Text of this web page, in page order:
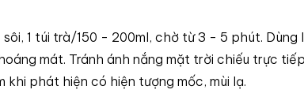
1 túi trà/150 - 200ml, chờ từ 3 - 5 phút.
mát. Tránh ánh nắng mặt trời chiếu trực tiếp
khi phát hiện có hiện tượng mốc, mùi lạ.